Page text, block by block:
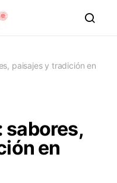
paisajes y tradición en
sabores,
en